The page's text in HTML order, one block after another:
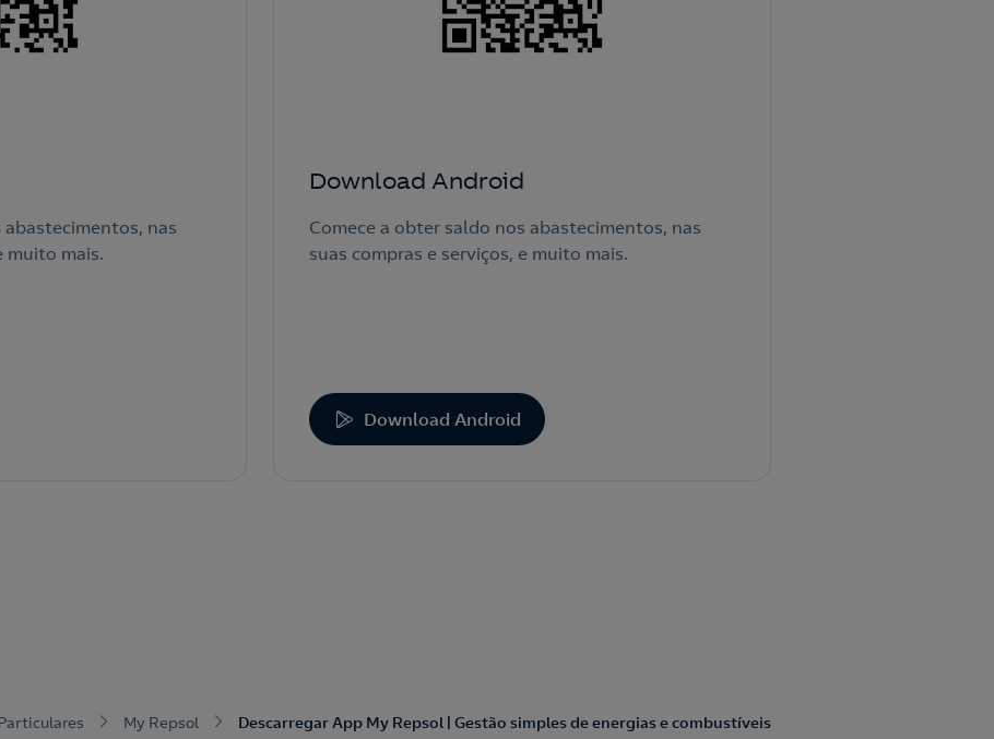
nas
muito mais.
Download Android
Comece a obter saldo nos abastecimentos, nas
suas compras e serviços, e muito mais.
Download Android
My Repsol Descarregar App My Repsol | Gestão simples de energias e combustíveis